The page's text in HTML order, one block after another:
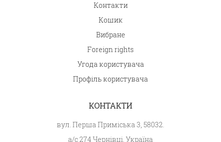
Контакти
Кошик
Вибране
Foreign rights
Угода користувача
Профіль користувача
КОНТАКТИ
вул. Перша Приміська 3, 58032.
а/с 274 Чернівці, Україна